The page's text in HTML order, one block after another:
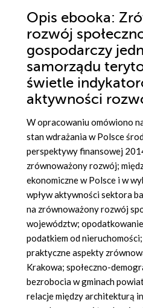
Opis ebooka:
rozwój
gospodarczy
samorządu
świetle
aktywności
W opracowaniu omówiono
stan wdrażania w Polsce
perspektywy finansowej
zrównoważony rozwój;
ekonomiczne w Polsce i w
wpływ aktywności sektora
na zrównoważony rozwój
województw;
podatkiem od
praktyczne aspekty
Krakowa; społeczno-
bezrobocia w gminach
relacje między architekturą